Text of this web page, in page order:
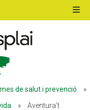
de salut i prevenció
»
» Aventura’t